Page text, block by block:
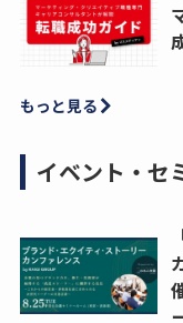
もっと見る
イベント・セ